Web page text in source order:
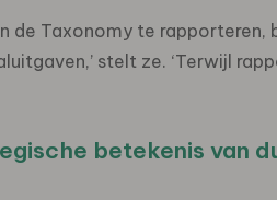
de Taxonomy te rapporteren,
stelt ze. ‘Terwijl
betekenis van